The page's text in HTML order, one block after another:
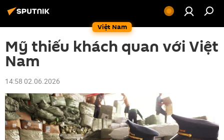
Việt Nam
Mỹ thiếu khách quan với Việt
Nam
14:58 02.06.2026